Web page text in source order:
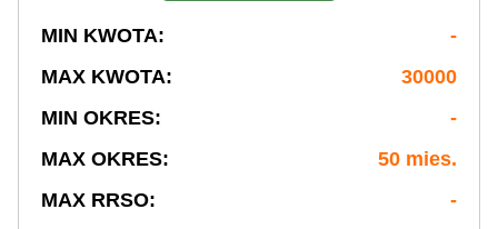
MIN KWOTA:
-
MAX KWOTA:
30000
MIN OKRES:
-
MAX OKRES:
50 mies.
MAX RRSO:
-